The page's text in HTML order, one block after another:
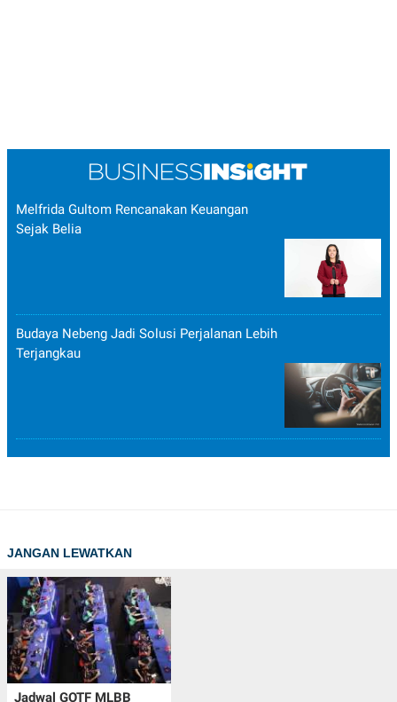
Melfrida Gultom Rencanakan Keuangan
Sejak Belia
Budaya Nebeng Jadi Solusi Perjalanan Lebih
Terjangkau
JANGAN LEWATKAN
Jadwal GOTF MLBB